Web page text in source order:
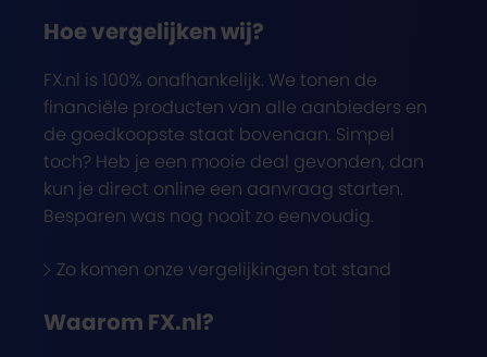
Hoe vergelijken wij?
FX.nl is 100% onafhankelijk. We tonen de
financiële producten van alle aanbieders en
de goedkoopste staat bovenaan. Simpel
toch? Heb je een mooie deal gevonden, dan
kun je direct online een aanvraag starten.
Besparen was nog nooit zo eenvoudig.
Zo komen onze vergelijkingen tot stand
Waarom FX.nl?